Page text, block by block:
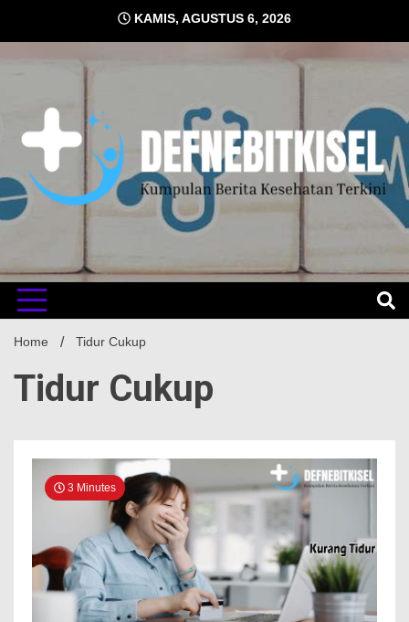
content
KAMIS, AGUSTUS 6, 2026
Home Tidur Cukup
Tidur Cukup
3 Minutes